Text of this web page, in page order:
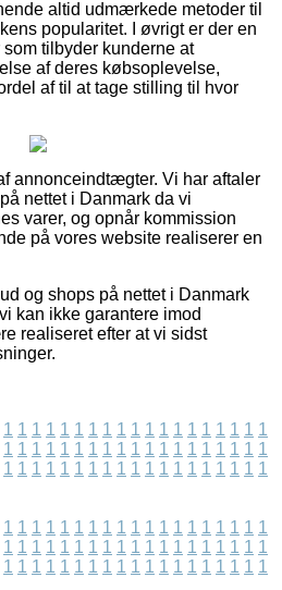
altid udmærkede metoder til
popularitet. I øvrigt er der en
tilbyder kunderne at
af deres købsoplevelse,
af til at tage stilling til hvor
annonceindtægter. Vi har aftaler
nettet i Danmark da vi
varer, og opnår kommission
på vores website realiserer en
og shops på nettet i Danmark
kan ikke garantere imod
realiseret efter at vi sidst
1 1 1 1 1 1 1 1 1 1 1 1 1 1 1 1 1 1 1
1 1 1 1 1 1 1 1 1 1 1 1 1 1 1 1 1 1 1
1 1 1 1 1 1 1 1 1 1 1 1 1 1 1 1 1 1 1
1 1 1 1 1 1 1 1 1 1 1 1 1 1 1 1 1 1 1
1 1 1 1 1 1 1 1 1 1 1 1 1 1 1 1 1 1 1
1 1 1 1 1 1 1 1 1 1 1 1 1 1 1 1 1 1 1